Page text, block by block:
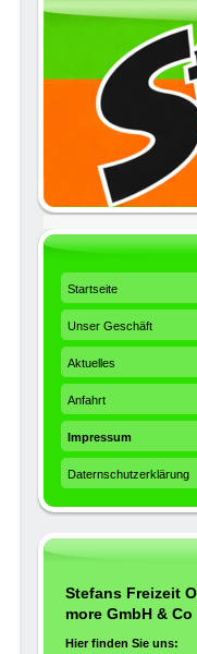
Startseite
Unser Geschäft
Aktuelles
Anfahrt
Impressum
Daternschutzerklärung
Stefans Freizeit
more GmbH & Co
Hier finden Sie uns: